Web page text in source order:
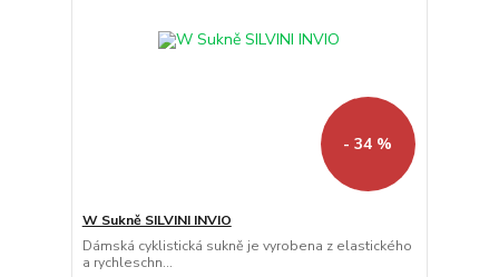
- 34 %
W Sukně SILVINI INVIO
Dámská cyklistická sukně je vyrobena z elastického
a rychleschn...